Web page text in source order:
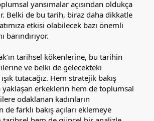
yansımalar açısından oldukça
Belki de bu tarih, biraz daha dikkatle
etkisi olabilecek bazı önemli
barındırıyor.
tarihsel kökenlerine, bu tarihin
ve belki de gelecekteki
tutacağız. Hem stratejik bakış
yaklaşan erkeklerin hem de toplumsal
odaklanan kadınların
farklı bakış açıları eklemeye